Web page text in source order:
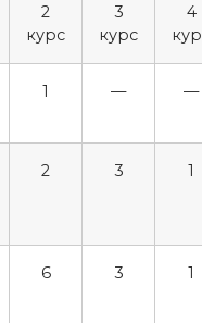
2
курс
3
курс
4
1 — —
2 3 1
6 3 1